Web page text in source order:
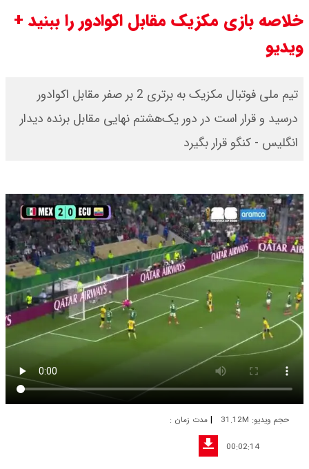
خلاصه بازی مکزیک مقابل اکوادور را ببنید +
ویدیو
تیم ملی فوتبال مکزیک به برتری 2 بر صفر مقابل اکوادور
درسید و قرار است در دور یک‌هشتم نهایی مقابل برنده دیدار
انگلیس - کنگو قرار بگیرد
حجم ویدیو: 31.12M |مدت زمان :
00:02:14